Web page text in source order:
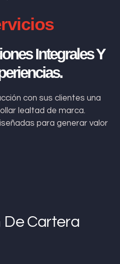
Integrales Y
con sus clientes una
lealtad de marca.
para generar valor
De Cartera